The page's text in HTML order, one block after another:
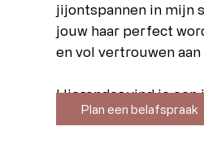
jijontspannen in mijn
jouw haar perfect
en vol vertrouwen
Hieronder vind je
voor lang haar.
Plan een belafspraak